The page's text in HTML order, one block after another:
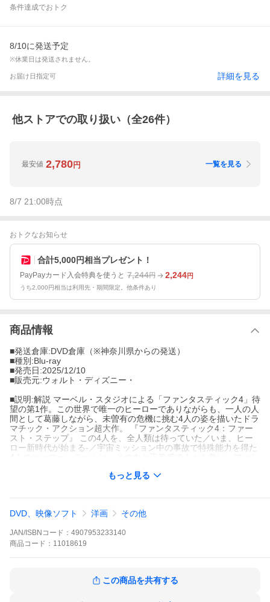
条件達成でおトク
8/10に発送予定
※休業日は発送されません。
お届け日指定可 詳細を見る
他ストアでの取り扱い（全26件）
最安値 2,780円 一覧を見る
8/7 21:00時点
おトクなお知らせ
合計5,000円相当プレゼント！
PayPayカード入会特典を使うと 7,244円 2,244円
うち2,000円相当は利用先・期間限定。他条件あり
商品情報
■発送倉庫:DVD倉庫（※神奈川県からの発送）
■種別:Blu-ray
■発売日:2025/12/10
■販売元:ウォルト・ディズニー・
■説明:解説 マーベル・スタジオによる「ファンタスティック4」待
望の第1作。この世界で唯一のヒーローでありながらも、一人の人
間として葛藤しながら、未曽有の危機に挑む4人の姿を描いたドラ
マチック・アクション超大作。 『ファンタスティック4：ファー
スト・ステップ』 この4人を、全人類は待っていた／いま、ヒー
ロー新時代が始まる-／宇宙ミッション中の事故で特殊能力を得た
れた彼ら家族には、間もなく新たな命 も加わろうとしていた。／
■登録日:2025/09/23
もっと見る
DVD、映像ソフト 洋画 その他
JAN/ISBNコード： 4907953233140
商品 コード： 11018619
この商品を共有する